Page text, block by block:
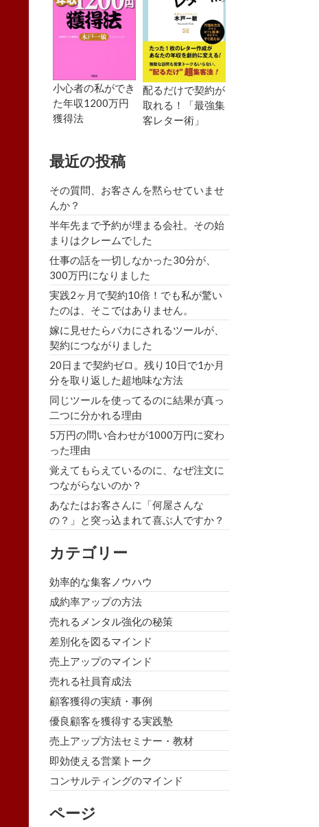
小心者の私ができ
た年収1200万円
獲得法
配るだけで契約が
取れる！「最強集
客レター術」
最近の投稿
その質問、お客さんを黙らせていませ
んか？
半年先まで予約が埋まる会社。その始
まりはクレームでした
仕事の話を一切しなかった30分が、
300万円になりました
実践2ヶ月で契約10倍！でも私が驚い
たのは、そこではありません。
嫁に見せたらバカにされるツールが、
契約につながりました
20日まで契約ゼロ。残り10日で1か月
分を取り返した超地味な方法
同じツールを使ってるのに結果が真っ
二つに分かれる理由
5万円の問い合わせが1000万円に変わ
った理由
覚えてもらえているのに、なぜ注文に
つながらないのか？
あなたはお客さんに「何屋さんな
の？」と突っ込まれて喜ぶ人ですか？
カテゴリー
効率的な集客ノウハウ
成約率アップの方法
売れるメンタル強化の秘策
差別化を図るマインド
売上アップのマインド
売れる社員育成法
顧客獲得の実績・事例
優良顧客を獲得する実践塾
売上アップ方法セミナー・教材
即効使える営業トーク
コンサルティングのマインド
ページ